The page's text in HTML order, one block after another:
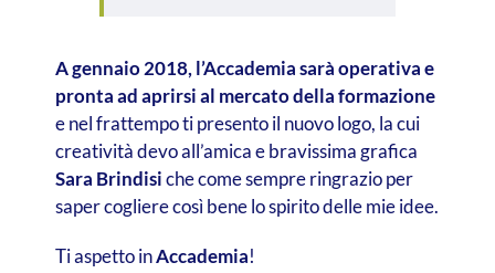
A gennaio 2018, l’Accademia sarà operativa e
pronta ad aprirsi al mercato della formazione
e nel frattempo ti presento il nuovo logo, la cui
creatività devo all’amica e bravissima grafica
Sara Brindisiche come sempre ringrazio per
saper cogliere così bene lo spirito delle mie idee.
Ti aspetto inAccademia!